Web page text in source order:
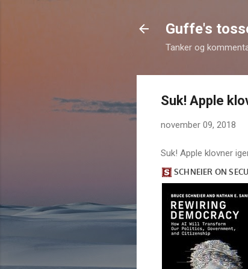
Guffe's
Tanker og
Suk! Apple
november 09, 2018
Suk! Apple klovner